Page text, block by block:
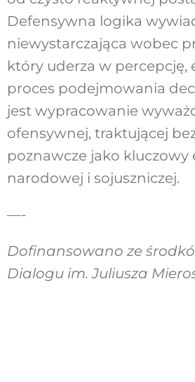
Defensywna logika
niewystarczająca wobec
który uderza w percepcję,
proces podejmowania
jest wypracowanie
ofensywnej, traktującej
poznawcze jako
narodowej i sojuszniczej.
—-
Dofinansowano ze
Dialogu im. Juliusza